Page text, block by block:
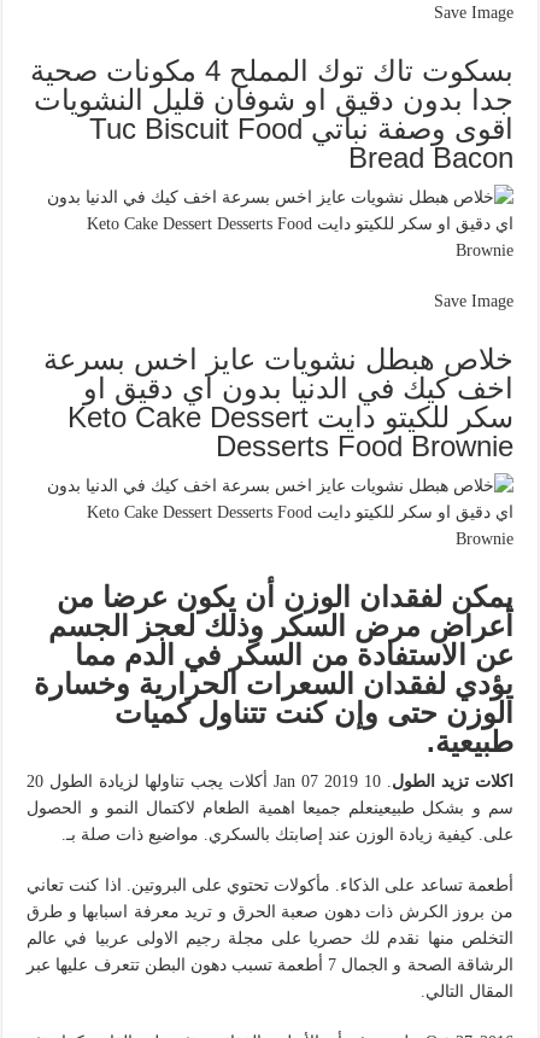
Save Image
بسكوت تاك توك المملح 4 مكونات صحية
جدا بدون دقيق او شوفان قليل النشويات
اقوى وصفة نباتي Tuc Biscuit Food
Bread Bacon
Save Image
خلاص هبطل نشويات عايز اخس بسرعة
اخف كيك في الدنيا بدون اي دقيق او
سكر للكيتو دايت Keto Cake Dessert
Desserts Food Brownie
يمكن لفقدان الوزن أن يكون عرضا من
أعراض مرض السكر وذلك لعجز الجسم
عن الاستفادة من السكر في الدم مما
يؤدي لفقدان السعرات الحرارية وخسارة
الوزن حتى وإن كنت تتناول كميات
طبيعية.
اكلات تزيد الطول
. Jan 07 2019 10 أكلات يجب تناولها لزيادة الطول 20
سم و بشكل طبيعينعلم جميعا اهمية الطعام لاكتمال النمو و الحصول
على. كيفية زيادة الوزن عند إصابتك بالسكري. مواضيع ذات صلة بـ.
أطعمة تساعد على الذكاء. مأكولات تحتوي على البروتين. اذا كنت تعاني
من بروز الكرش ذات دهون صعبة الحرق و تريد معرفة اسبابها و طرق
التخلص منها نقدم لك حصريا على مجلة رجيم الاولى عربيا في عالم
الرشاقة الصحة و الجمال 7 أطعمة تسبب دهون البطن تتعرف عليها عبر
المقال التالي.